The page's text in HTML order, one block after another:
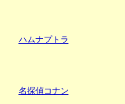
ハムナプトラ
名探偵コナン